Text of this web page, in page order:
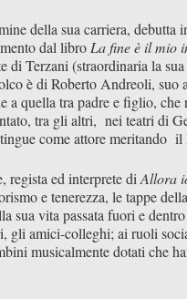
della sua carriera, debutta
dal libro La fine è il mio
di Terzani (straordinaria la
è di Roberto Andreoli, suo
a quella tra padre e figlio, che
tra gli altri, nei teatri di
come attore meritando
regista ed interprete di Allora
e tenerezza, le tappe
sua vita passata fuori e
gli amici-colleghi; ai ruoli
musicalmente dotati che